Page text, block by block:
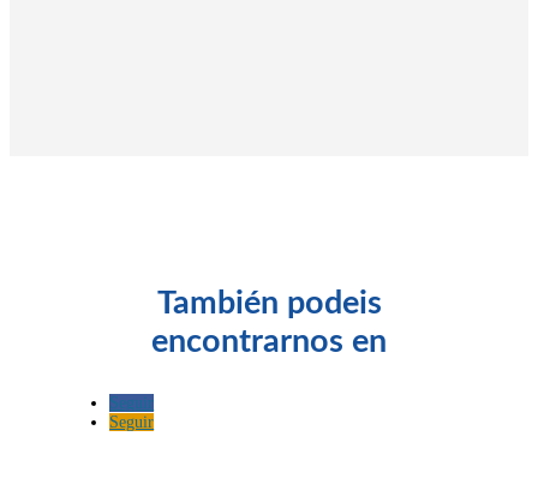
También podeis
encontrarnos en
Seguir
Seguir